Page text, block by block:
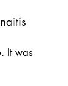
It was